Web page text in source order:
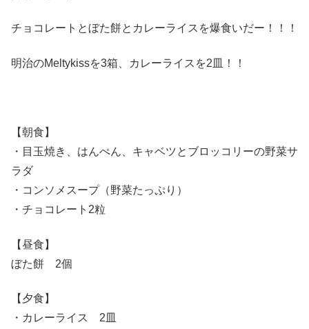
チョコレートとぼた餅とカレーライスを爆食いだー！！！
明治のMeltykissを3箱、カレーライスを2皿！！
【朝食】
・目玉焼き、はんぺん、キャベツとブロッコリーの野菜サ
ラダ
・コンソメスープ（野菜たっぷり）
・チョコレート2粒
【昼食】
ぼた餅 2個
【夕食】
・カレーライス 2皿